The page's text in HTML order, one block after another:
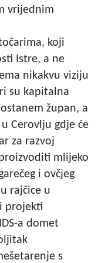
vrijednim
koji
Istre, a ne
nikakvu viziju
su kapitalna
župan, a
Cerovlju gdje će
za razvoj
mlijeko
i ovčjeg
rajčice u
projekti
a domet
s